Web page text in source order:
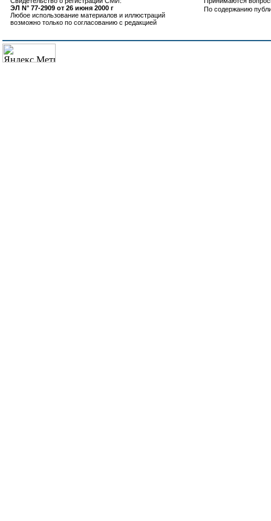
ЭЛ N° 77-2909 от 26 июня 2000 г
Любое использование материалов и иллюстраций
возможно только по согласованию с редакцией
По содержанию